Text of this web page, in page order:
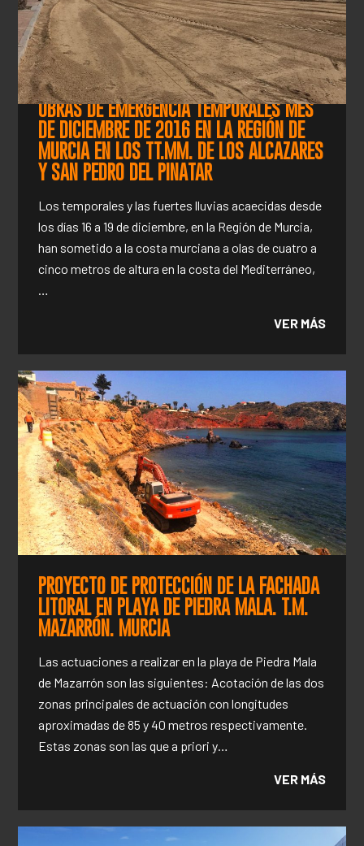
OBRAS DE EMERGENCIA TEMPORALES MES
DE DICIEMBRE DE 2016 EN LA REGIÓN DE
MURCIA EN LOS TT.MM. DE LOS ALCAZARES
Y SAN PEDRO DEL PINATAR
Los temporales y las fuertes lluvias acaecidas desde
los días 16 a 19 de diciembre, en la Región de Murcia,
han sometido a la costa murciana a olas de cuatro a
cinco metros de altura en la costa del Mediterráneo,
VER MÁS
PROYECTO DE PROTECCIÓN DE LA FACHADA
LITORAL EN PLAYA DE PIEDRA MALA. T.M.
MAZARRÓN. MURCIA
Las actuaciones a realizar en la playa de Piedra Mala
de Mazarrón son las siguientes: Acotación de las dos
zonas principales de actuación con longitudes
aproximadas de 85 y 40 metros respectivamente.
Estas zonas son las que a priori y…
VER MÁS